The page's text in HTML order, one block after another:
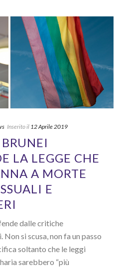
Inserito il 12 Aprile 2019
LA LEGGE CHE
A MORTE
E
dalle critiche
Non si scusa, non fa un passo
soltanto che le leggi
sarebbero “più